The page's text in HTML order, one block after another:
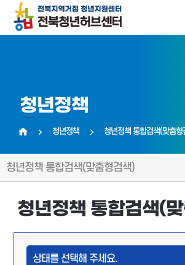
청년정책
청년정책 청년정책 통합검색(맞춤형
청년정책 통합검색(맞춤형검색)
청년정책 통합검색(
상태를 선택해 주세요.